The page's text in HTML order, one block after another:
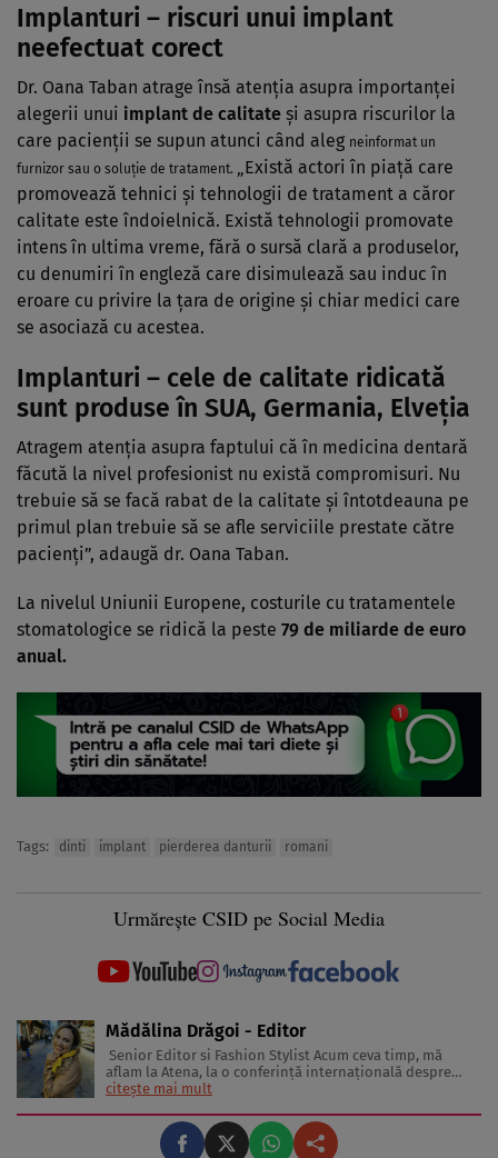
Implanturi – riscuri unui implant
neefectuat corect
Dr. Oana Taban atrage însă atenţia asupra importanţei
alegerii unui implant de calitate şi asupra riscurilor la
care pacienţii se supun atunci când aleg neinformat un
furnizor sau o soluţie de tratament.
„Există actori în piaţă care
promovează tehnici şi tehnologii de tratament a căror
calitate este îndoielnică. Există tehnologii promovate
intens în ultima vreme, fără o sursă clară a produselor,
cu denumiri în engleză care disimulează sau induc în
eroare cu privire la ţara de origine şi chiar medici care
se asociază cu acestea.
Implanturi – cele de calitate ridicată
sunt produse în SUA, Germania, Elveţia
Atragem atenţia asupra faptului că în medicina dentară
făcută la nivel profesionist nu există compromisuri. Nu
trebuie să se facă rabat de la calitate şi întotdeauna pe
primul plan trebuie să se afle serviciile prestate către
pacienţi”, adaugă dr. Oana Taban.
La nivelul Uniunii Europene, costurile cu tratamentele
stomatologice se ridică la peste 79 de miliarde de euro
anual.
Tags: dinti implant pierderea danturii romani
Urmărește CSID pe Social Media
Mădălina Drăgoi - Editor
Senior Editor si Fashion Stylist Acum ceva timp, mă
aflam la Atena, la o conferinţă internaţională despre
frumuseţe şi industria de profil. În sală erau jurnaliste
Multe dintre ele erau parcă scoase din paginile
revistelor pentru ...
citește mai mult